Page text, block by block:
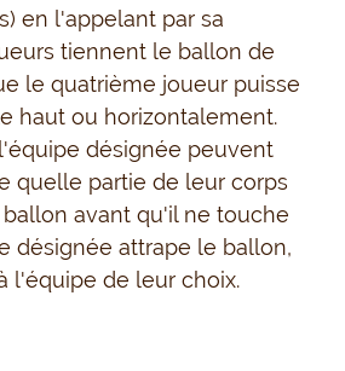
en l'appelant par sa
tiennent le ballon de
le quatrième joueur puisse
haut ou horizontalement.
désignée peuvent
quelle partie de leur corps
avant qu'il ne touche
désignée attrape le ballon,
l'équipe de leur choix.